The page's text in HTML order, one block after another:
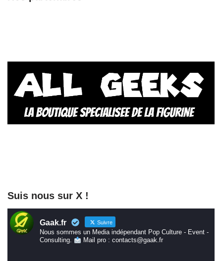
Suis nous sur X !
Gaak.fr Suivre
Nous sommes un Media indépendant Pop Culture - Event -
Consulting.
Mail pro : contacts@gaak.fr